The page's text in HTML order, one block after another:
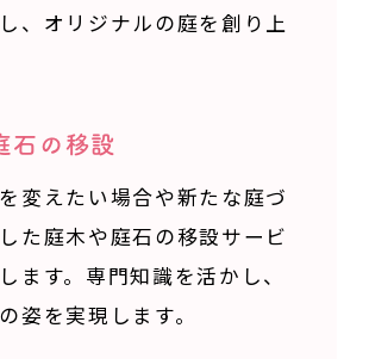
、オリジナルの庭を創り上
石の移設
変えたい場合や新たな庭づ
た庭木や庭石の移設サービ
ます。 専門知識を活かし、
姿を実現します。